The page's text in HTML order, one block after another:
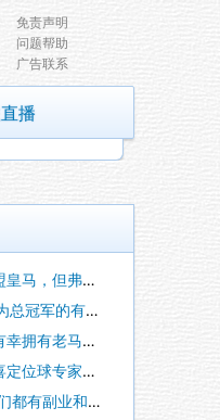
免责声明
问题帮助
广告联系
播
伦蒂诺尚未批准
力争夺者？组织
梅西； 体力充
克菲从维拉转投
和兼项 体育唯